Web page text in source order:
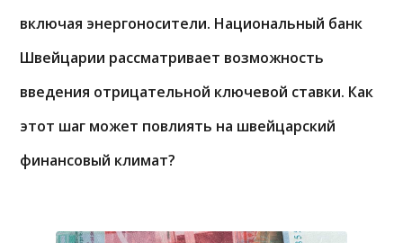
включая энергоносители. Национальный банк
Швейцарии рассматривает возможность
введения отрицательной ключевой ставки. Как
этот шаг может повлиять на швейцарский
финансовый климат?